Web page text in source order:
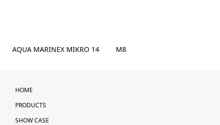
AQUA MARINEX MIKRO 14 M8
HOME
PRODUCTS
SHOW CASE